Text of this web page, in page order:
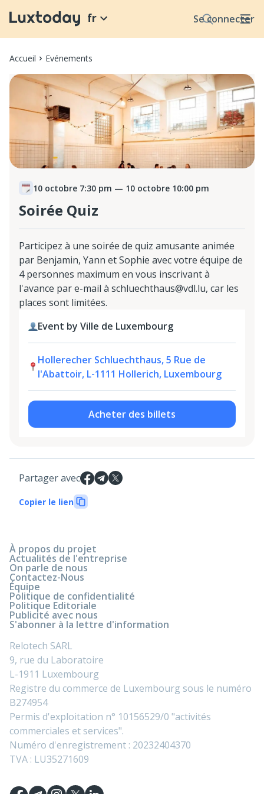
Se connecter
fr
Accueil Evénements
10 octobre 7:30 pm — 10 octobre 10:00 pm
Soirée Quiz
Participez à une soirée de quiz amusante animée
par Benjamin, Yann et Sophie avec votre équipe de
4 personnes maximum en vous inscrivant à
l'avance par e-mail à schluechthaus@vdl.lu, car les
places sont limitées.
Event by Ville de Luxembourg
Hollerecher Schluechthaus, 5 Rue de
l'Abattoir, L-1111 Hollerich, Luxembourg
Acheter des billets
Partager avec
Copier le lien
À propos du projet
Actualités de l'entreprise
On parle de nous
Contactez-Nous
Équipe
Politique de confidentialité
Politique Editoriale
Publicité avec nous
S'abonner à la lettre d'information
Relotech SARL
9, rue du Laboratoire
L-1911 Luxembourg
Registre du commerce de Luxembourg sous le numéro
B274954
Permis d'exploitation n° 10156529/0 "activités
commerciales et services".
Numéro d'enregistrement : 20232404370
TVA : LU35271609